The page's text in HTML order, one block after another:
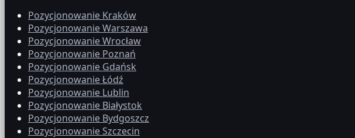
Pozycjonowanie Kraków
Pozycjonowanie Warszawa
Pozycjonowanie Wrocław
Pozycjonowanie Poznań
Pozycjonowanie Gdańsk
Pozycjonowanie Łódź
Pozycjonowanie Lublin
Pozycjonowanie Białystok
Pozycjonowanie Bydgoszcz
Pozycjonowanie Szczecin